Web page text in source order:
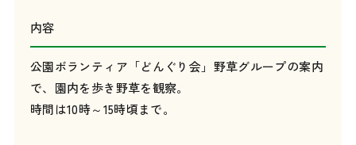
内容
公園ボランティア「どんぐり会」野草グループの案内
で、園内を歩き野草を観察。
時間は10時～15時頃まで。